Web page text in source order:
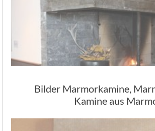
Bilder Marmorkamine,
Kamine aus